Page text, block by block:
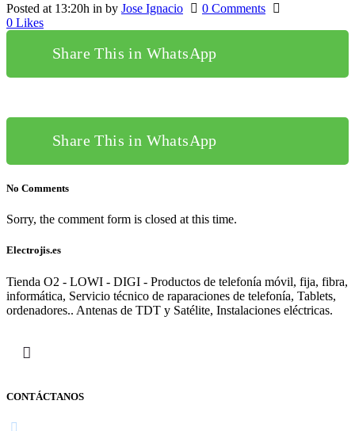
Posted at 13:20h in by Jose Ignacio
0 Comments
0 Likes
Share This in WhatsApp
Share This in WhatsApp
No Comments
Sorry, the comment form is closed at this time.
Electrojis.es
Tienda O2 - LOWI - DIGI - Productos de telefonía móvil, fija, fibra,
informática, Servicio técnico de raparaciones de telefonía, Tablets,
ordenadores.. Antenas de TDT y Satélite, Instalaciones eléctricas.
CONTÁCTANOS